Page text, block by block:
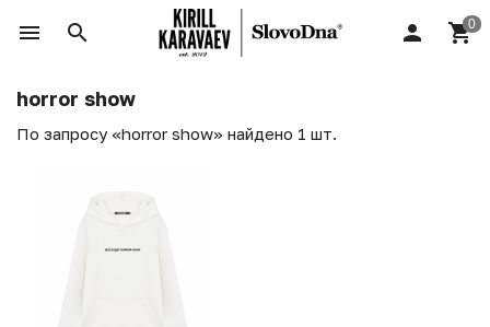
horror show
По запросу «horror show» найдено 1 шт.